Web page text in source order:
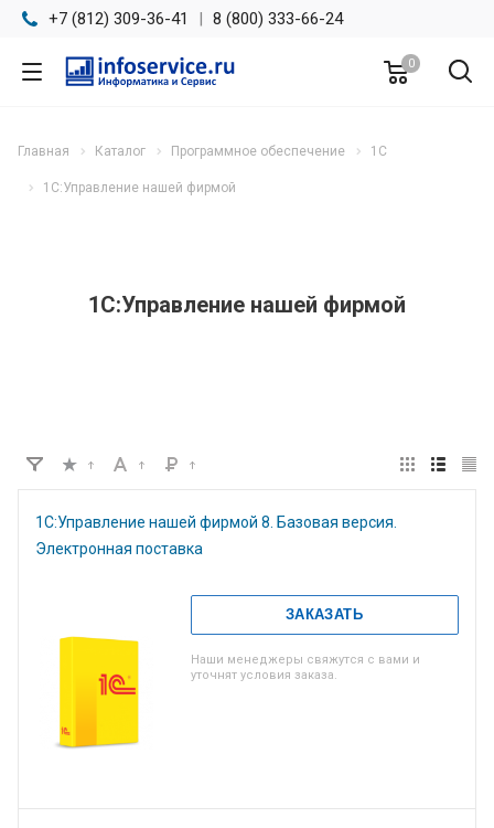
+7 (812) 309-36-41 | 8 (800) 333-66-24
0
Главная Каталог Программное обеспечение 1С
1С:Управление нашей фирмой
1С:Управление нашей фирмой
1С:Управление нашей фирмой 8. Базовая версия.
Электронная поставка
ЗАКАЗАТЬ
Наши менеджеры свяжутся с вами и
уточнят условия заказа.